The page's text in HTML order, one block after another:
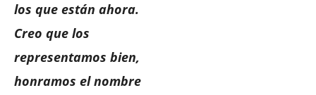
los que están ahora.
Creo que los
representamos bien,
honramos el nombre